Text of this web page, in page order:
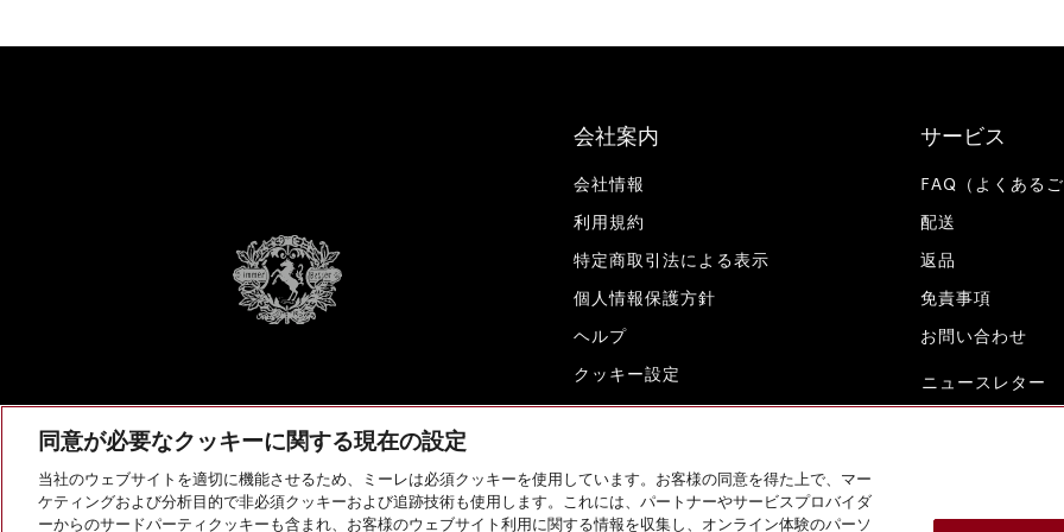
会社案内
会社情報
利用規約
特定商取引法による表示
個人情報保護方針
ヘルプ
クッキー設定
サービス
FAQ（よくある
配送
返品
免責事項
お問い合わせ
ニュースレター
同意が必要なクッキーに関する現在の設定
当社のウェブサイトを適切に機能させるため、ミーレは必須クッキーを使用しています。お客様の同意を得た上で、マー
ケティングおよび分析目的で非必須クッキーおよび追跡技術も使用します。これには、パートナーやサービスプロバイダ
ーからのサードパーティクッキーも含まれ、お客様のウェブサイト利用に関する情報を収集し、オンライン体験のパーソ